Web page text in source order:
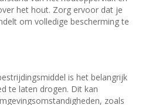
het hout. Zorg ervoor dat je
om volledige bescherming te
is het belangrijk
te laten drogen. Dit kan
zoals